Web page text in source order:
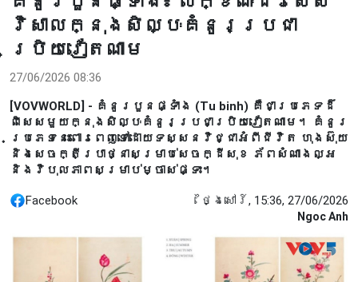
វិសាលក្នុងសិល្បៈគំនូរប្រជា
ប្រិយវៀតណាម
27/06/2026 08:36
[VOVWORLD] - គំនូរបួនផ្ទាំង (Tu binh) គឺជាប្រភេទដ៏
ពិសេសមួយក្នុងសិល្បៈគំនូរប្រជាប្រិយវៀតណាម។ គំនូរ
ប្រភេទនេះពោរពេញទៅដោយទស្សនវិជ្ជាអំពីជីវិត ហុងស៊ុយ
និងសេចក្តីប្រាថ្នាសម្រាប់សេចក្ដីសុខ ភ័ពសំណាងល្អ
និងវិបុលភាពសម្រាប់ម្ចាស់ផ្ទះ។
Facebook ថ្ងៃសៅរ៍, 15:36, 27/06/2026
Ngoc Anh